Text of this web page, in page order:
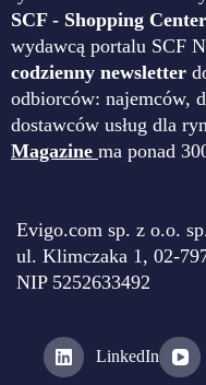
SCF - Shopping
wydawcą portalu SCF
codzienny newsletter
odbiorców: najemców,
dostawców usług dla
Magazine ma ponad
Evigo.com sp. z o.o.
ul. Klimczaka 1, 02-
NIP 5252633492
LinkedIn